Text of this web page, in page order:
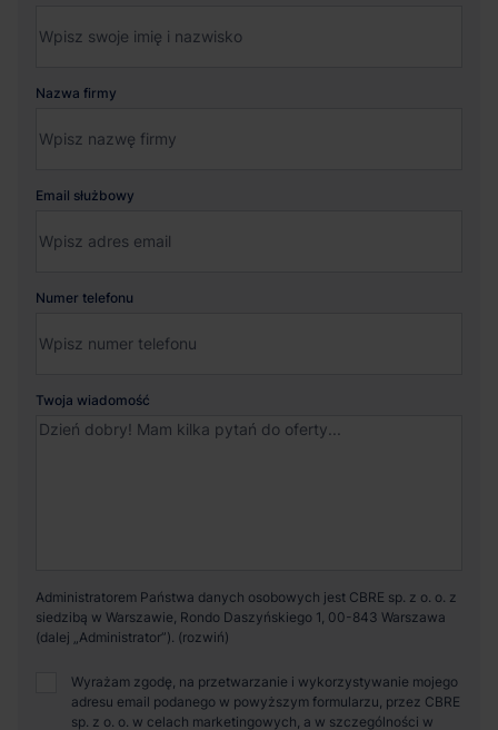
Nazwa firmy
Email służbowy
Numer telefonu
Twoja wiadomość
Administratorem Państwa danych osobowych jest CBRE sp. z o. o. z
siedzibą w Warszawie, Rondo Daszyńskiego 1, 00-843 Warszawa
(dalej „Administrator”).
Wyrażam zgodę, na przetwarzanie i wykorzystywanie mojego
adresu email podanego w powyższym formularzu, przez CBRE
sp. z o. o. w celach marketingowych, a w szczególności w